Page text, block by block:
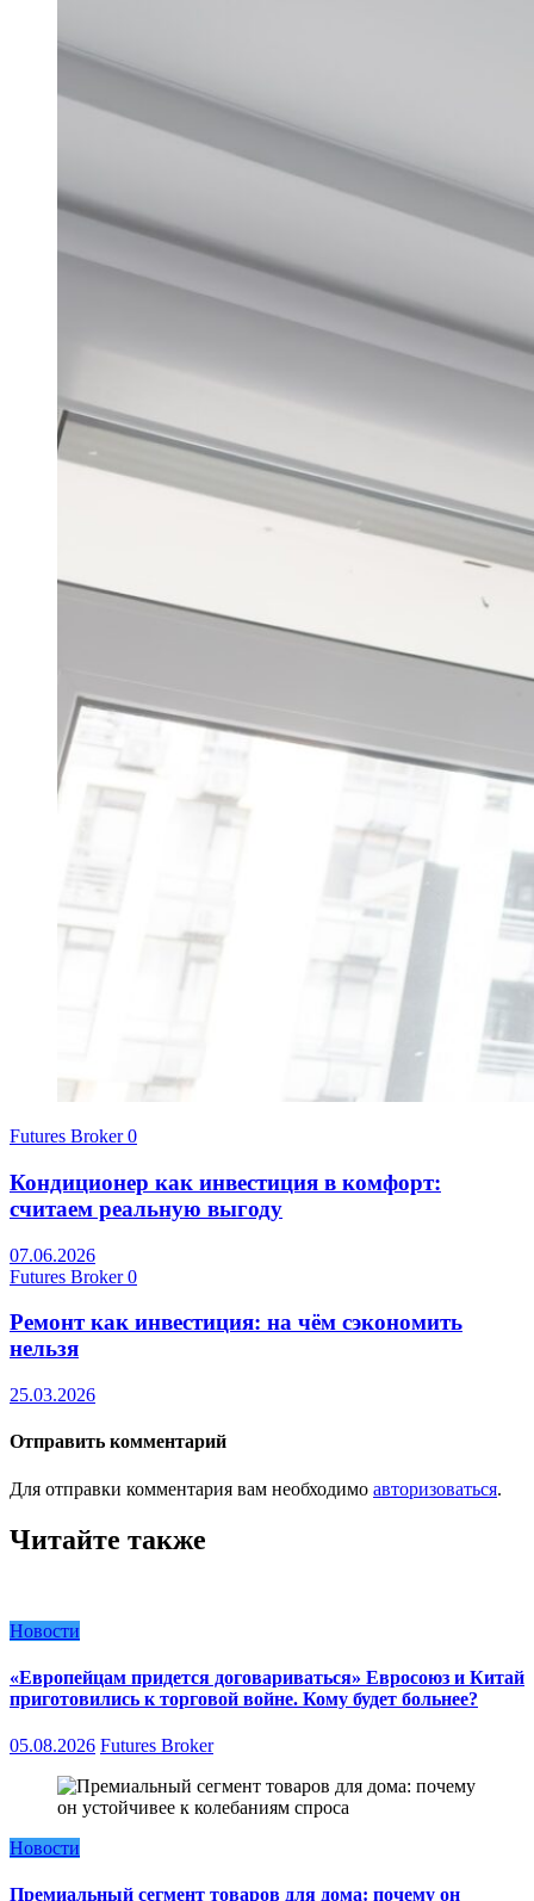
Futures Broker0
Кондиционер как инвестиция в комфорт:
считаем реальную выгоду
07.06.2026
Futures Broker0
Ремонт как инвестиция: на чём сэкономить
нельзя
25.03.2026
Отправить комментарий
Для отправки комментария вам необходимо авторизоваться.
Читайте также
Новости
«Европейцам придется договариваться» Евросоюз и Китай
приготовились к торговой войне. Кому будет больнее?
05.08.2026 Futures Broker
Новости
Премиальный сегмент товаров для дома: почему он